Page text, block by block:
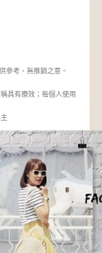
參考、無推銷之意。
具有療效；每個人使用